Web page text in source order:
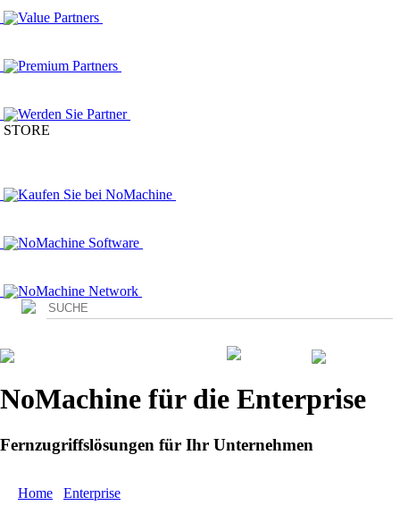
Value Partners
Premium Partners
Werden Sie Partner
STORE
Kaufen Sie bei NoMachine
NoMachine Software
NoMachine Network
NoMachine für die Enterprise
Fernzugriffslösungen für Ihr Unternehmen
Home Enterprise